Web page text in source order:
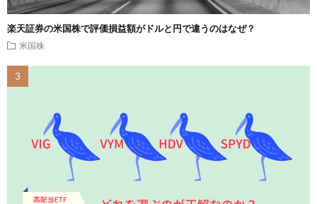
楽天証券の米国株で評価損益額がドルと円で違うのはなぜ？
米国株